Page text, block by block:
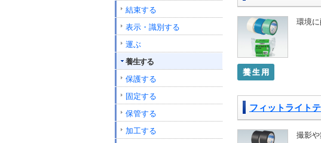
環境
フィットライト
撮影や
結束する
表示・識別する
運ぶ
養生する
保護する
固定する
保管する
加工する